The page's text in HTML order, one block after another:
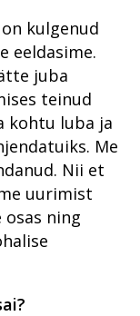
kulgenud
eeldasime.
juba
teinud
kohtu luba ja
Me
Nii et
uurimist
ning